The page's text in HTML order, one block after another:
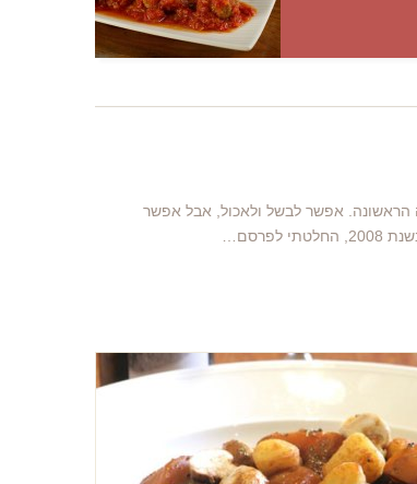
הראשונה. אפשר לבשל ולאכול, אבל אפשר